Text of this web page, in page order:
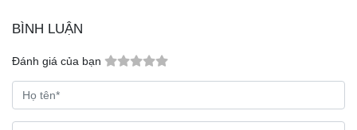
BÌNH LUẬN
Đánh giá của bạn